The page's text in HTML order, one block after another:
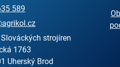
589
strojíren
1763
Uherský Brod